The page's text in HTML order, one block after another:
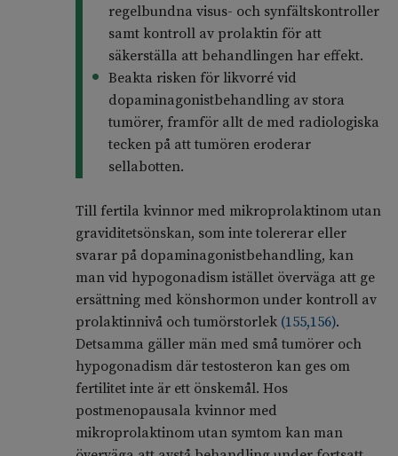
regelbundna visus- och synfältskontroller
samt kontroll av prolaktin för att
säkerställa att behandlingen har effekt.
Beakta risken för likvorré vid
dopaminagonistbehandling av stora
tumörer, framför allt de med radiologiska
tecken på att tumören eroderar
sellabotten.
Till fertila kvinnor med mikroprolaktinom utan
graviditetsönskan, som inte tolererar eller
svarar på dopaminagonistbehandling, kan
man vid hypogonadism istället överväga att ge
ersättning med könshormon under kontroll av
prolaktinnivå och tumörstorlek (155,156).
Detsamma gäller män med små tumörer och
hypogonadism där testosteron kan ges om
fertilitet inte är ett önskemål. Hos
postmenopausala kvinnor med
mikroprolaktinom utan symtom kan man